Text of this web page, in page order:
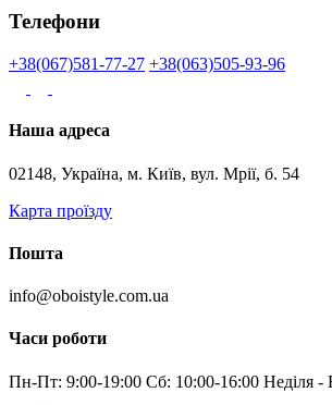
Телефони
+38(067)581-77-27 +38(063)505-93-96
Наша адреса
02148, Україна, м. Київ, вул. Мрії, б. 54
Карта проїзду
Пошта
info@oboistyle.com.ua
Часи роботи
Пн-Пт: 9:00-19:00 Сб: 10:00-16:00 Неділя -